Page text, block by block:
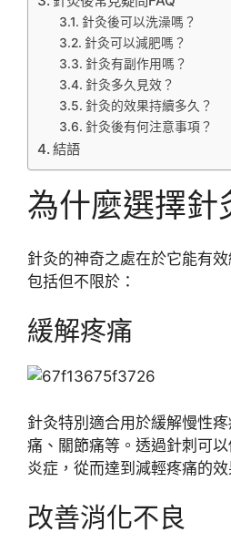
針灸後可以洗澡嗎？
針灸可以減肥嗎？
針灸有副作用嗎？
針灸多久見效？
針灸的效果持續多久？
針灸後有何注意事項？
結語
為什麼選擇針
針灸的神奇之處在於它能有
包括但不限於：
緩解疼痛
針灸特別適合用於緩解慢性
痛、關節痛等。透過針刺可
炎症，從而達到減輕疼痛的效
改善消化不良